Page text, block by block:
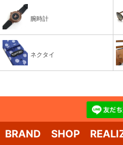
腕時計
ネクタイ
BRAND SHOP